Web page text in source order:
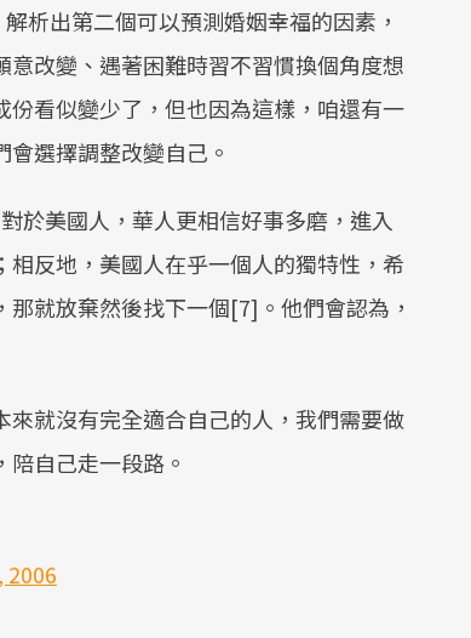
析出第二個可以預測婚姻幸福的因素，
改變、遇著困難時習不習慣換個角度想
看似變少了，但也因為這樣，咱還有一
選擇調整改變自己。
於美國人，華人更相信好事多磨，進入
反地，美國人在乎一個人的獨特性，希
就放棄然後找下一個[7]。他們會認為，
就沒有完全適合自己的人，我們需要做
自己走一段路。
2006